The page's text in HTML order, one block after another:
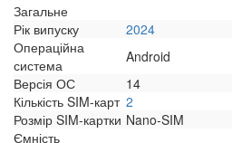
Загальне
Рік випуску
2024
Операційна
система
Android
Версія ОС
14
Кількість SIM-карт 2
Розмір SIM-картки Nano-SIM
Ємність